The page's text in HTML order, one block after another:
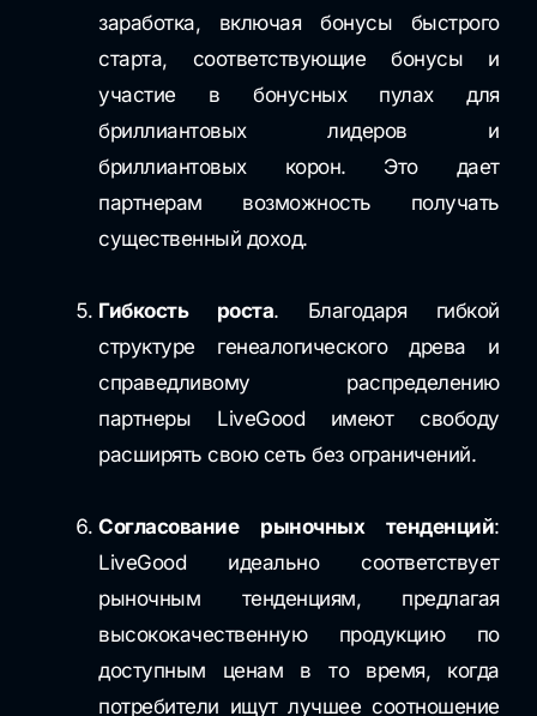
заработка, включая бонусы быстрого
старта, соответствующие бонусы и
участие в бонусных пулах для
бриллиантовых лидеров и
бриллиантовых корон. Это дает
партнерам возможность получать
существенный доход.
Гибкость роста. Благодаря гибкой
структуре генеалогического древа и
справедливому распределению
партнеры LiveGood имеют свободу
расширять свою сеть без ограничений.
Согласование рыночных тенденций:
LiveGood идеально соответствует
рыночным тенденциям, предлагая
высококачественную продукцию по
доступным ценам в то время, когда
потребители ищут лучшее соотношение